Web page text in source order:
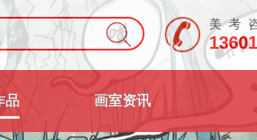
美 考
品 画室资讯